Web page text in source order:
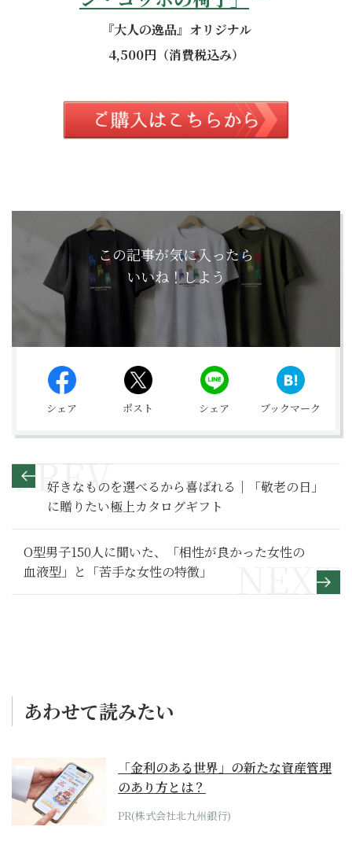
『大人の逸品』オリジナル
4,500円（消費税込み）
この記事が気に入ったら
いいね！しよう
シェア ポスト シェア ブックマーク
好きなものを選べるから喜ばれる｜「敬老の日」
に贈りたい極上カタログギフト
O型男子150人に聞いた、「相性が良かった女性の
血液型」と「苦手な女性の特徴」
あわせて読みたい
「金利のある世界」の新たな資産管理
のあり方とは？
PR(株式会社北九州銀行)